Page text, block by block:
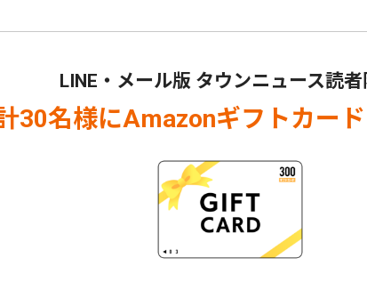
LINE・メール版 タウンニュース読者
30名様にAmazonギフトカード